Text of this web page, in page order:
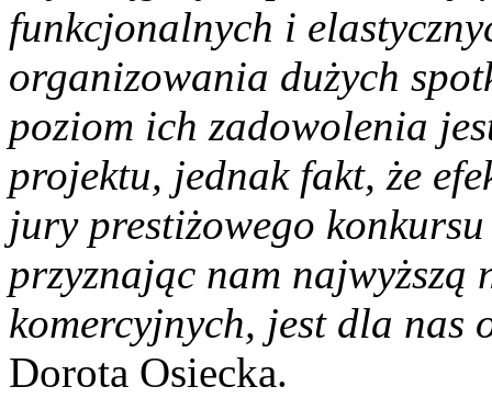
funkcjonalnych i
organizowania dużych
poziom ich zadowolenia
projektu, jednak fakt, że
jury prestiżowego
przyznając nam
komercyjnych, jest dla nas
Dorota Osiecka.